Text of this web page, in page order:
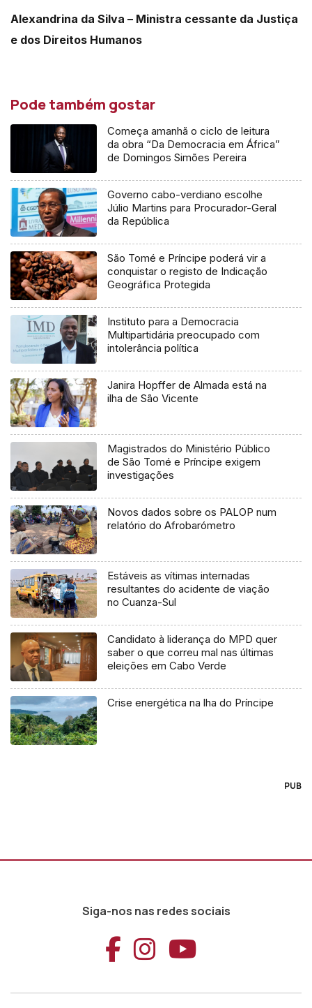
Alexandrina da Silva – Ministra cessante da Justiça
e dos Direitos Humanos
Pode também gostar
Começa amanhã o ciclo de leitura
da obra “Da Democracia em África”
de Domingos Simões Pereira
Governo cabo-verdiano escolhe
Júlio Martins para Procurador-Geral
da República
São Tomé e Príncipe poderá vir a
conquistar o registo de Indicação
Geográfica Protegida
Instituto para a Democracia
Multipartidária preocupado com
intolerância política
Janira Hopffer de Almada está na
ilha de São Vicente
Magistrados do Ministério Público
de São Tomé e Príncipe exigem
investigações
Novos dados sobre os PALOP num
relatório do Afrobarómetro
Estáveis as vítimas internadas
resultantes do acidente de viação
no Cuanza-Sul
Candidato à liderança do MPD quer
saber o que correu mal nas últimas
eleições em Cabo Verde
Crise energética na lha do Príncipe
PUB
Siga-nos nas redes sociais
Aceder ao
Aceder ao
Aceder